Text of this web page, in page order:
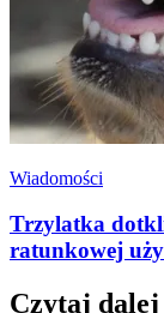
Wiadomości
Trzylatka
ratunkowej
Czytaj dalej